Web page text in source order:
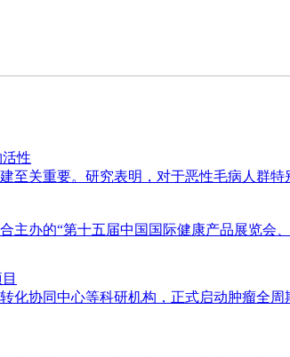
性
至关重要。研究表明，对于恶性毛病人群
主办的“第十五届中国国际健康产品展览会
化协同中心等科研机构，正式启动肿瘤全